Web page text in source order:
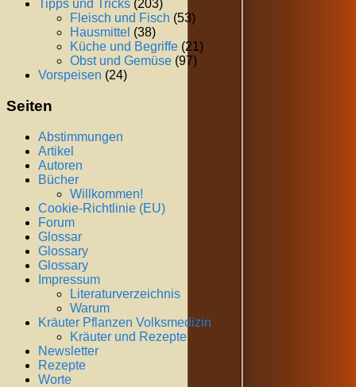
Tipps und Tricks (203)
Fleisch und Fisch (53)
Hausmittel (38)
Küche und Begriffe (21)
Obst und Gemüse (97)
Vorspeisen (24)
Seiten
Abstimmungen
Artikel
Autoren
Bücher
Willkommen!
Cookie-Richtlinie (EU)
Forum
Glossar
Glossary
Glossary
Impressum
Literaturverzeichnis
Warum
Kräuter Pflanzen Volksmedizin
Kräuter und Rezepte
Newsletter
Rezepte
Worte